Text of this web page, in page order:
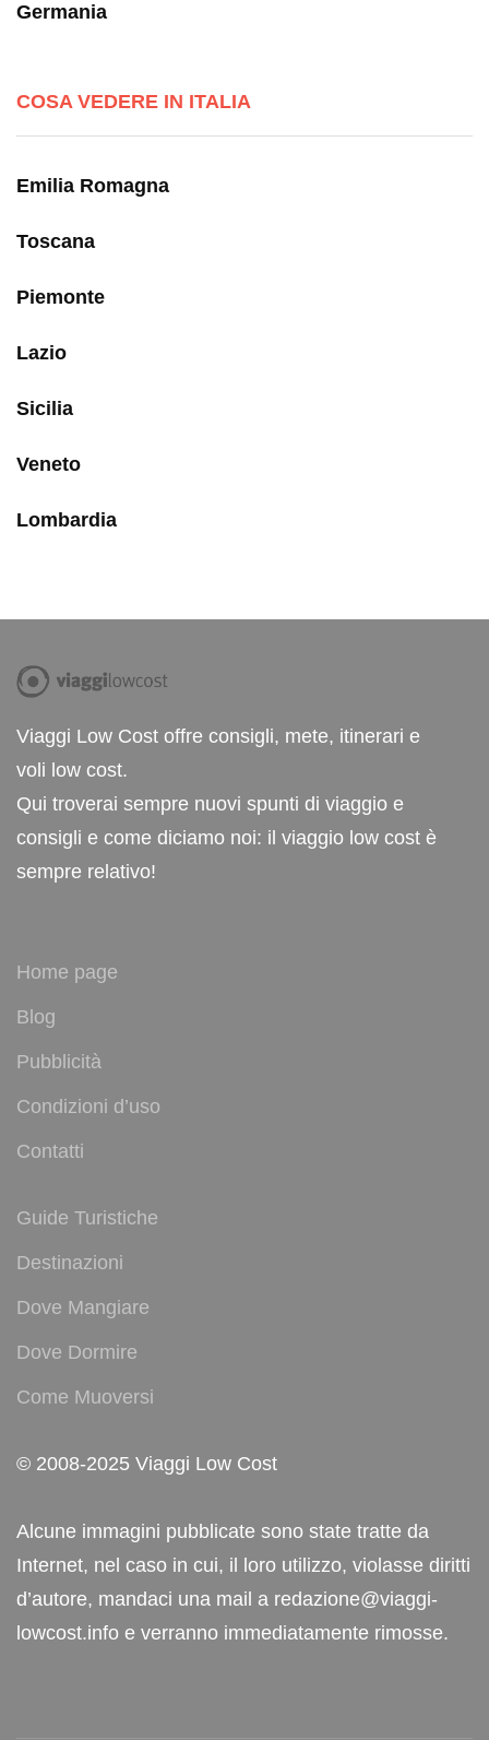
Germania
COSA VEDERE IN ITALIA
Emilia Romagna
Toscana
Piemonte
Lazio
Sicilia
Veneto
Lombardia
Viaggi Low Cost offre consigli, mete, itinerari e
voli low cost.
Qui troverai sempre nuovi spunti di viaggio e
consigli e come diciamo noi: il viaggio low cost è
sempre relativo!
Home page
Blog
Pubblicità
Condizioni d’uso
Contatti
Guide Turistiche
Destinazioni
Dove Mangiare
Dove Dormire
Come Muoversi
© 2008-2025 Viaggi Low Cost
Alcune immagini pubblicate sono state tratte da
Internet, nel caso in cui, il loro utilizzo, violasse diritti
d’autore, mandaci una mail a redazione@viaggi-
lowcost.info e verranno immediatamente rimosse.